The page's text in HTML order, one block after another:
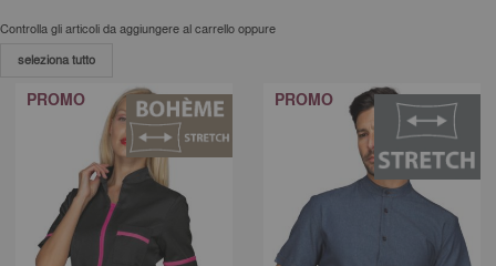
Controlla gli articoli da aggiungere al carrello oppure
seleziona tutto
PROMO PROMO